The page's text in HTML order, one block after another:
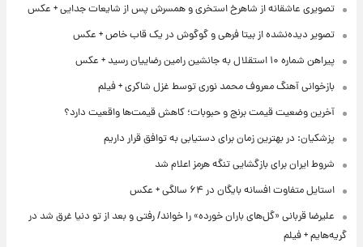
تصویری عاشقانه از شاهرخ استخری و همسرش پس از شایعات جدایی + عکس
تصویر دیده‌نشده از بیتا فرهی و گوگوش در یک قاب خاص + عکس
پیراهن شماره ۱۰ استقلال به جانشین رامین رضاییان رسید + عکس
بازخوانی آهنگ معروف محمد نوری توسط غزل شاکری + فیلم
آخرین وضعیت قیمت برنج و حبوبات؛ کاهش قیمت‌ها واقعیت دارد؟
پزشکیان: در بهترین زمان برای دستیابی به توافق قرار داریم
شروط ایران برای بازگشایی تنگه هرمز اعلام شد
استایل متفاوت افسانه بایگان در ۶۴ سالگی + عکس
علیرضا قربانی «گل‌های باران خورده» را خواند/ رفتی و بعد از تو دنیا غرق شد در
گریه‌هایم + فیلم